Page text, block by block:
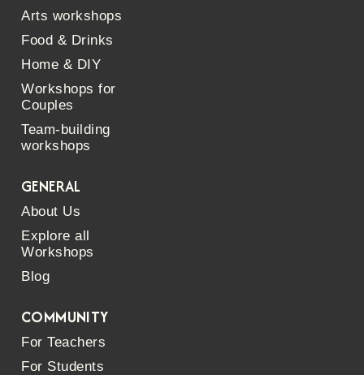
Arts workshops
Food & Drinks
Home & DIY
Workshops for
Couples
Team-building
workshops
GENERAL
About Us
Explore all
Workshops
Blog
COMMUNITY
For Teachers
For Students